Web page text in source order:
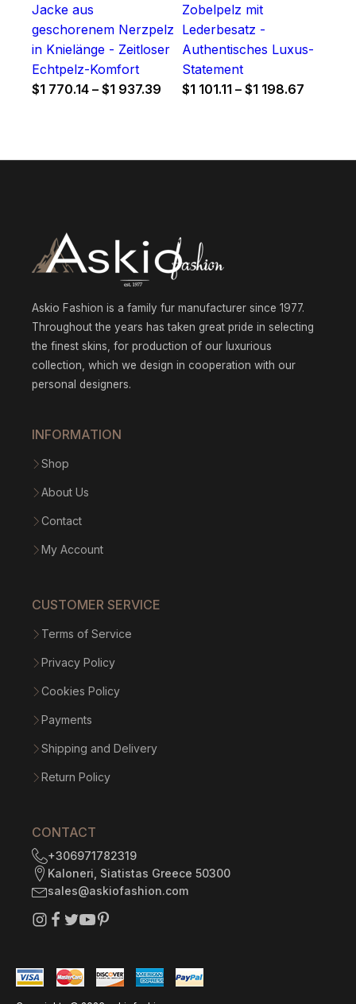
Jacke aus
geschorenem Nerzpelz
in Knielänge - Zeitloser
Echtpelz-Komfort
$1 770.14 – $1 937.39 Price
Zobelpelz mit
Lederbesatz -
Authentisches Luxus-
Statement
$1 101.11 – $1 198.67
Askio Fashion is a family fur manufacturer since 1977.
Throughout the years has taken great pride in selecting
the finest skins, for production of our luxurious
collection, which we design in cooperation with our
personal designers.
INFORMATION
Shop
About Us
Contact
My Account
CUSTOMER SERVICE
Terms of Service
Privacy Policy
Cookies Policy
Payments
Shipping and Delivery
Return Policy
CONTACT
+306971782319
Kaloneri, Siatistas Greece 50300
sales@askiofashion.com